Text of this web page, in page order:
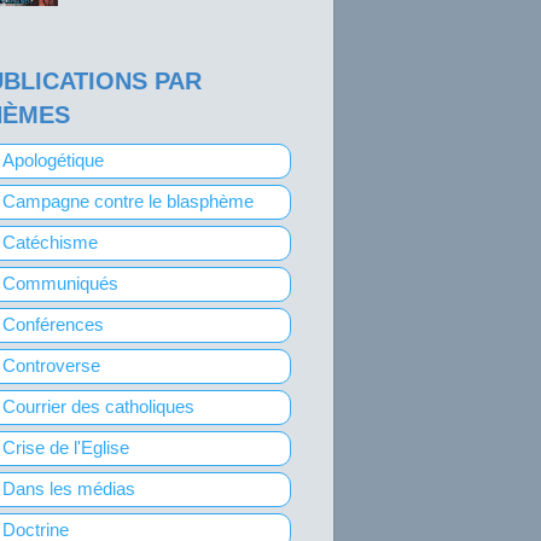
PAR
Apologétique
Campagne contre le blasphème
Catéchisme
Communiqués
Conférences
Controverse
Courrier des catholiques
Crise de l'Eglise
Dans les médias
Doctrine